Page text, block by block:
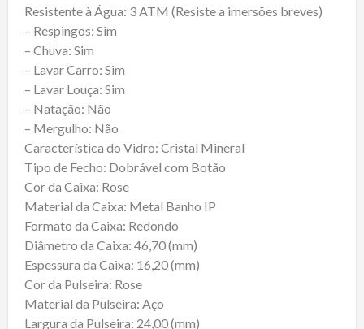
Resistente à Água: 3 ATM (Resiste a imersões breves)
– Respingos: Sim
– Chuva: Sim
– Lavar Carro: Sim
– Lavar Louça: Sim
– Natação: Não
– Mergulho: Não
Característica do Vidro: Cristal Mineral
Tipo de Fecho: Dobrável com Botão
Cor da Caixa: Rose
Material da Caixa: Metal Banho IP
Formato da Caixa: Redondo
Diâmetro da Caixa: 46,70 (mm)
Espessura da Caixa: 16,20 (mm)
Cor da Pulseira: Rose
Material da Pulseira: Aço
Largura da Pulseira: 24,00 (mm)